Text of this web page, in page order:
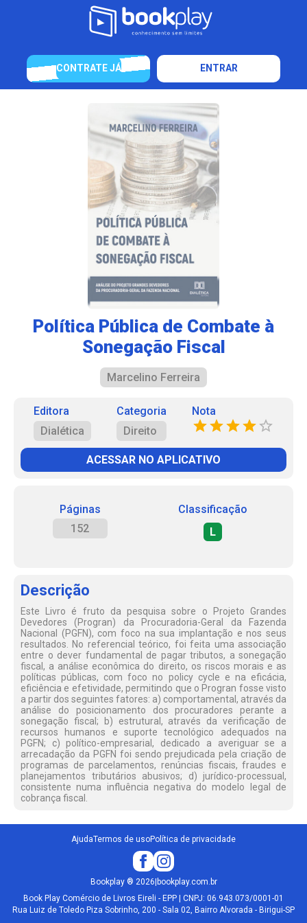
CONTRATE JÁ ENTRAR
Política Pública de Combate à
Sonegação Fiscal
Marcelino Ferreira
Editora
Dialética
Categoria
Direito
Nota
ACESSAR NO APLICATIVO
Páginas
152
Classificação
L
Descrição
Este Livro é fruto da pesquisa sobre o Projeto Grandes
Devedores (Progran) da Procuradoria-Geral da Fazenda
Nacional (PGFN), com foco na sua implantação e nos seus
resultados. No referencial teórico, foi feita uma associação
entre o dever fundamental de pagar tributos, a sonegação
fiscal, a análise econômica do direito, os riscos morais e as
políticas públicas, com foco no policy cycle e na eficácia,
eficiência e efetividade, permitindo que o Progran fosse visto
a partir dos seguintes fatores: a) comportamental, através da
análise do posicionamento dos procuradores perante a
sonegação fiscal; b) estrutural, através da verificação de
recursos humanos e suporte tecnológico adequados na
PGFN; c) político-empresarial, dedicado a averiguar se a
arrecadação da PGFN foi sendo prejudicada pela criação de
programas de parcelamentos, renúncias fiscais, fraudes e
planejamentos tributários abusivos; d) jurídico-processual,
consistente numa influência negativa do modelo legal de
cobrança fiscal.
AjudaTermos de usoPolítica de privacidade
Bookplay® 2026 bookplay.com.br
Book Play Comércio de Livros Eireli - EPP | CNPJ: 06.943.073/0001-01
Rua Luiz de Toledo Piza Sobrinho, 200 - Sala 02, Bairro Alvorada - Birigui-SP